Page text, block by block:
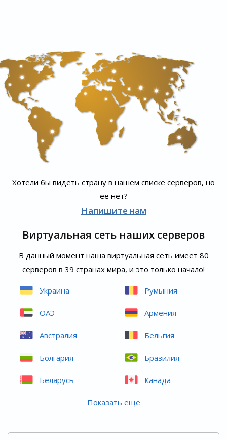
Хотели бы видеть страну в нашем списке серверов, но
ее нет?
Напишите нам
Виртуальная сеть наших серверов
В данный момент наша виртуальная сеть имеет 80
серверов в 39 странах мира, и это только начало!
Украина Румыния
ОАЭ Армения
Австралия Бельгия
Болгария Бразилия
Беларусь Канада
Показать еще